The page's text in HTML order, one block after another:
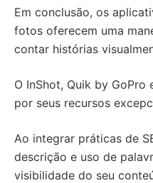
Em conclusão, os
fotos oferecem uma
contar histórias
O InShot, Quik by GoPro
por seus recursos
Ao integrar práticas de
descrição e uso de
visibilidade do seu